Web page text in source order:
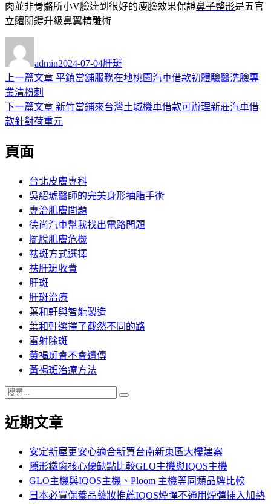
肉並非骨骼所小V臉達到很好的瘦臉效果保證鼻子整形是五官
立體關鍵升級鼻翼精雕術
者
admin佈
日
2024-07-04類
肝斑
文
章
導
覽
上一篇文章 上
篇
文
平鎮當舖服務在地桃園汽車借款初體驗醫洗臉專
業清粉刺
下一篇文章 下
一
新竹當鋪來台灣土城機車借款可辦理新莊汽車借
款針對荷重元
頁面
台北皮膚專科
吳紹琥醫師的完美身形抽脂手術
專治肌膚問題
德尚汽車幫我找出電路問題
擺脫肌膚危機
祛斑方式選擇
祛肝斑收費
肝斑
肝斑治療
葉和軒與智能製造
葉和軒選擇了截然不同的路
雷射除斑
黃褐斑會不會遺傳
黃褐斑治療方法
搜
關
近期文章
安定新屋更安心適合新買台南新東區大樓建案
隱形鐵窗核心優缺點比較GLO主機與IQOS主機
GLO主機與IQOS主機、Ploom 主機等同類品牌比較
日本必買保養品藥妝推薦IQOS煙彈不通用煙彈插入加熱